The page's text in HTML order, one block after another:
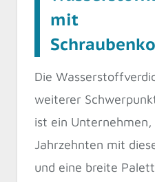
mit
Die
weiterer
ist ein Unternehmen,
Jahrzehnten mit
und eine breite